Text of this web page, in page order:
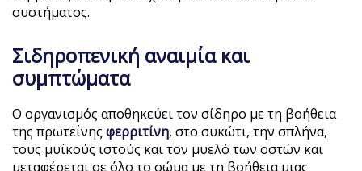
συστήματος.
Σιδηροπενική αναιμία και
συμπτώματα
Ο οργανισμός αποθηκεύει τον σίδηρο με τη βοήθεια
της πρωτεΐνηςφερριτίνη, στο συκώτι, την σπλήνα,
τους μυϊκούς ιστούς και τον μυελό των οστών και
μεταφέρεται σε όλο το σώμα με τη βοήθεια μιας